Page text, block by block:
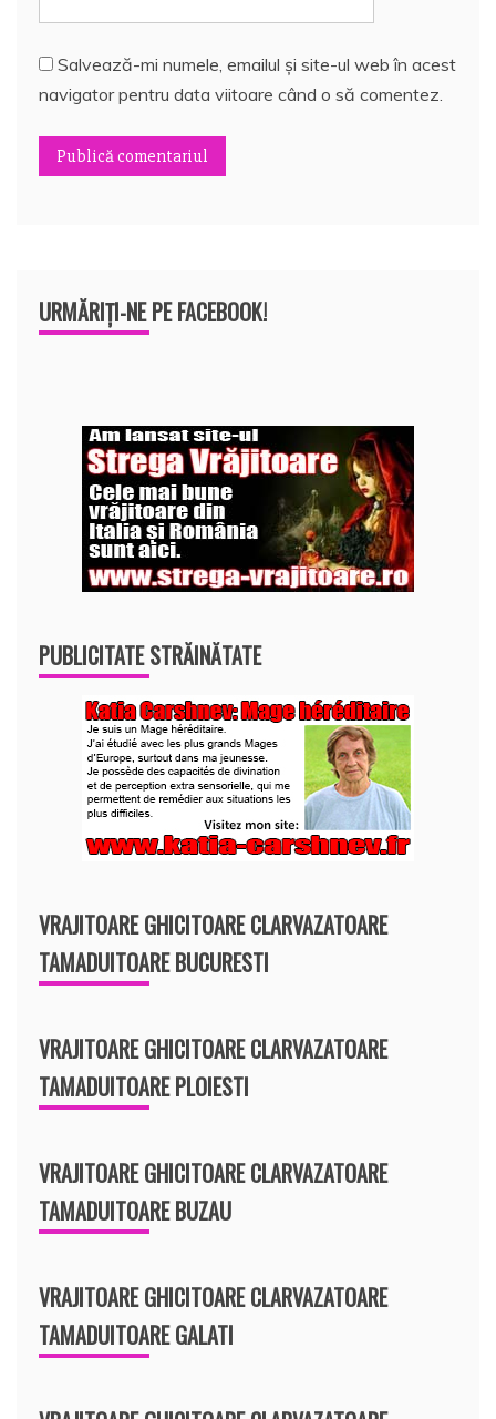
Salvează-mi numele, emailul și site-ul web în acest
navigator pentru data viitoare când o să comentez.
URMĂRIȚI-NE PE FACEBOOK!
PUBLICITATE STRĂINĂTATE
VRAJITOARE GHICITOARE CLARVAZATOARE
TAMADUITOARE BUCURESTI
VRAJITOARE GHICITOARE CLARVAZATOARE
TAMADUITOARE PLOIESTI
VRAJITOARE GHICITOARE CLARVAZATOARE
TAMADUITOARE BUZAU
VRAJITOARE GHICITOARE CLARVAZATOARE
TAMADUITOARE GALATI